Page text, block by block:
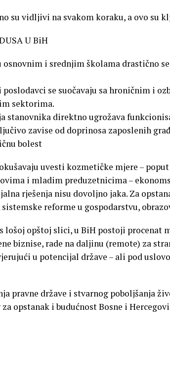
su vidljivi na svakom koraku, a ovo su
U BiH
osnovnim i srednjim školama drastično
poslodavci se suočavaju sa hroničnim i
sektorima.
stanovnika direktno ugrožava
zavise od doprinosa zaposlenih
bolest
uvesti kozmetičke mjere – poput
i mladim preduzetnicima –
rješenja nisu dovoljno jaka. Za
reforme u gospodarstvu,
lošoj opštoj slici, u BiH postoji procenat
biznise, rade na daljinu (remote) za
u potencijal države – ali pod
pravne države i stvarnog poboljšanja
opstanak i budućnost Bosne i